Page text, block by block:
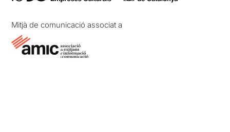
Mitjà de comunicació associat a